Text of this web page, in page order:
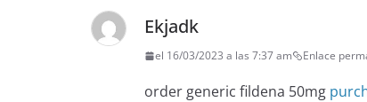
Ekjadk
el 16/03/2023 a las 7:37 am Enlace
order generic fildena 50mg